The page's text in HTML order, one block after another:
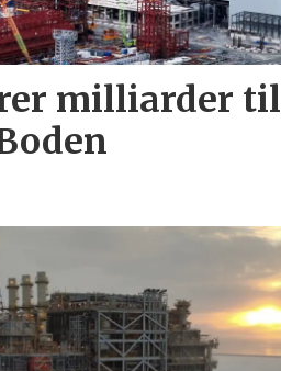
milliarder til